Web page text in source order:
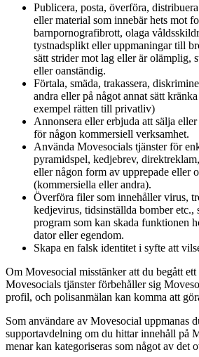
Publicera, posta, överföra,
eller material som innebär hets mot
barnpornografibrott, olaga
tystnadsplikt eller uppmaningar till
sätt strider mot lag eller är olämplig,
eller oanständig.
Förtala, smäda, trakassera,
andra eller på något annat sätt
exempel rätten till privatliv)
Annonsera eller erbjuda att sälja
för någon kommersiell verksamhet.
Använda Movesocials tjänster för
pyramidspel, kedjebrev,
eller någon form av upprepade eller
(kommersiella eller andra).
Överföra filer som innehåller virus,
kedjevirus, tidsinställda bomber etc.,
program som kan skada funktionen
dator eller egendom.
Skapa en falsk identitet i syfte att
Om Movesocial misstänker att du begått
Movesocials tjänster förbehåller sig
profil, och polisanmälan kan komma att
Som användare av Movesocial uppmanas
supportavdelning om du hittar innehåll på
menar kan kategoriseras som något av det